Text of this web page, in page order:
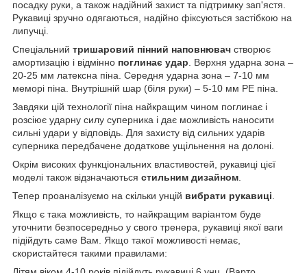
посадку руки, а також надійний захист та підтримку зап'ястя.
Рукавиці зручно одягаються, надійно фіксуються застібкою на
липучці.
Спеціальний тришаровий пінний наповнювач створює
амортизацію і відмінно поглинає удар . Верхня ударна зона –
20-25 мм латексна піна. Середня ударна зона – 7-10 мм
меморі піна. Внутрішній шар (біля руки) – 5-10 мм PE піна.
Завдяки цій технології піна найкращим чином поглинає і
розсіює ударну силу суперника і дає можливість наносити
сильні удари у відповідь. Для захисту від сильних ударів
суперника передбачене додаткове ущільнення на долоні.
Окрім високих функціональних властивостей, рукавиці цієї
моделі також відзначаються стильним дизайном
Тепер проаналізуємо на скільки унцій вибрати рукавиці
Якщо є така можливість, то найкращим варіантом буде
уточнити безпосередньо у свого тренера, рукавиці якої ваги
підійдуть саме Вам. Якщо такої можливості немає,
скористайтеся такими правилами: